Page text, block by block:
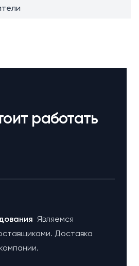
работать
Являемся
Доставка